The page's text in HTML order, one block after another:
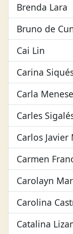
Brenda Lara
Bruno de
Cai Lin
Carina
Carla
Carles
Carlos
Carmen
Carolayn
Carolina
Catalina